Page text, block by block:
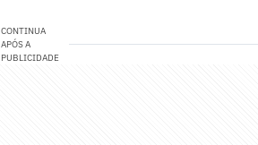
CONTINUA
APÓS A
PUBLICIDADE